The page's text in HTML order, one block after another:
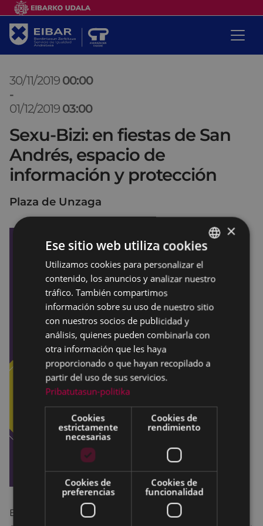
30/11/2019 00:00
-
01/12/2019 03:00
Sexu-Bizi: en fiestas de San
Andrés, espacio de
información y protección
Plaza de Unzaga
Este espacio, un lugar de protección, será un
BASQUE
SPANISH
×
Ese sitio web utiliza cookies
Utilizamos cookies para personalizar el
contenido, los anuncios y analizar nuestro
tráfico. También compartimos
información sobre su uso de nuestro sitio
con nuestros socios de publicidad y
análisis, quienes pueden combinarla con
otra información que les haya
proporcionado o que hayan recopilado a
partir del uso de sus servicios.
Pribatutasun-politika
Cookies
estrictamente
necesarias
Cookies de
rendimiento
Cookies de
preferencias
Cookies de
funcionalidad